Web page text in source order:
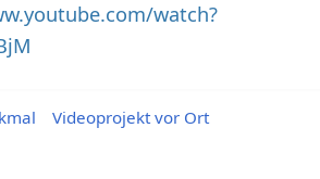
watch?
Videoprojekt vor Ort